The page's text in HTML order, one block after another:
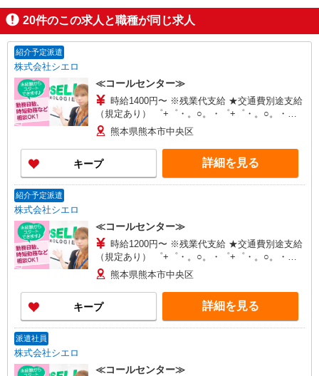
20件のこの求人と職種が同じ求人
紹介予定派遣
株式会社シエロ
≪コールセンター≫
時給1400円〜 ※残業代支給 ★交通費別途支給
（規定あり） ゜+゜・。○。・゜+゜・。○。・゜
+゜ 入社祝い金10万円支給(規定有) お友達を紹介
頂くと, インセンティブ支給(規定有) ★月2回払
い・週払い可能（規程有）★ ゜・。○。・゜
+゜・。○。・゜+゜
熊本県熊本市中央区
キープ 詳細を見る
紹介予定派遣
株式会社シエロ
≪コールセンター≫
時給1200円〜 ※残業代支給 ★交通費別途支給
（規定あり） ゜+゜・。○。・゜+゜・。○。・゜
+゜ 入社祝い金10万円支給(規定有) お友達を紹介
頂くと, インセンティブ支給(規定有) ★月2回払
い・週払い可能（規程有）★ ゜・。○。・゜
+゜・。○。・゜+゜
熊本県熊本市中央区
キープ 詳細を見る
派遣社員
株式会社シエロ
≪コールセンター≫